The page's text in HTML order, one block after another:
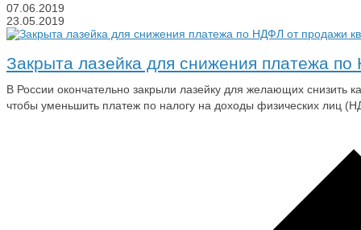
07.06.2019
23.05.2019
Закрыта лазейка для снижения платежа
В России окончательно закрыли лазейку для желающих снизить
чтобы уменьшить платеж по налогу на доходы физических лиц